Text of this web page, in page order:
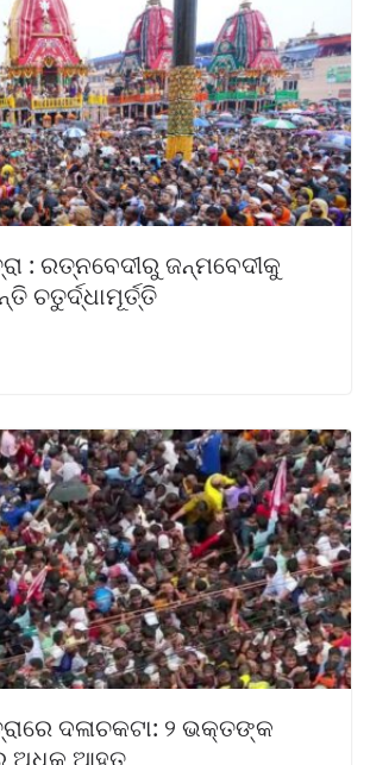
: ରତ୍ନବେଦୀରୁ ଜନ୍ମବେଦୀକୁ
ଚତୁର୍ଦ୍ଧାମୂର୍ତ୍ତି
ଦଳାଚକଟା: ୨ ଭକ୍ତଙ୍କ